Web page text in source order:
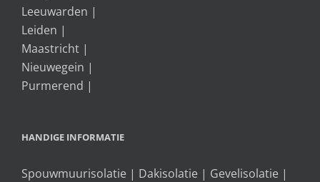
Leeuwarden |
Leiden |
Maastricht |
Nieuwegein |
Purmerend |
HANDIGE INFORMATIE
Spouwmuurisolatie | Dakisolatie | Gevelisolatie |